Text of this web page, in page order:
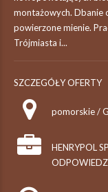
montażowych. Dbanie
powierzone mienie.
Trójmiasta i...
SZCZEGÓŁY OFERTY
pomorskie /
HENRYPOL